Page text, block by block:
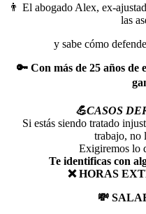
👨 El abogado Alex, ex-
las
y sabe cómo
🔑 Con más de 25 años de
💪CASOS
Si estás siendo tratado
trabajo, no
Exigiremos lo
Te identificas con
❌ HORAS
💸